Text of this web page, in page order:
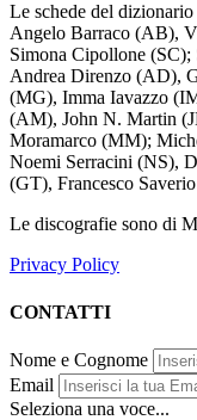
Le schede del
Angelo Barraco (AB),
Simona Cipollone
Andrea Direnzo (AD),
(MG), Imma Iavazzo
(AM), John N. Martin
Moramarco (MM);
Noemi Serracini (NS),
(GT), Francesco
Le discografie sono di
Privacy Policy
CONTATTI
Nome e Cognome
Email
Seleziona una voce...